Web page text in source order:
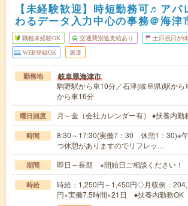
【未経験歓迎】時短勤務可♬アパ
わるデータ入力中心の事務＠海津
職種未経験OK 交通費別途支給あり 土日祝日が
WEB登録OK 派遣
勤務地 岐阜県海津市
駒野駅から車10分／石津(岐阜県)駅から
から車16分
曜日頻度 月～金（会社カレンダー有） ♦扶養内勤
時間
8:30～17:30(実働7：30 休憩1：30)※
つ休憩がありますのでリフレッ…
期間 即日～長期 ※開始日ご相談ください！
時給
時給：1,250円～1,450円◇月収例：
円×実働7.5時間×21日 ♦扶養内勤務OK